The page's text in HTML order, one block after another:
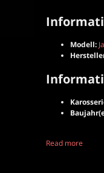
Modell:
Read more